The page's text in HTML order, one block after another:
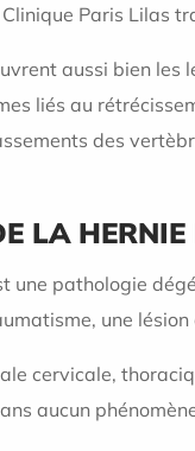
Paris Lilas
aussi bien
liés au
des
LA
une pathologie
une
cervicale,
aucun